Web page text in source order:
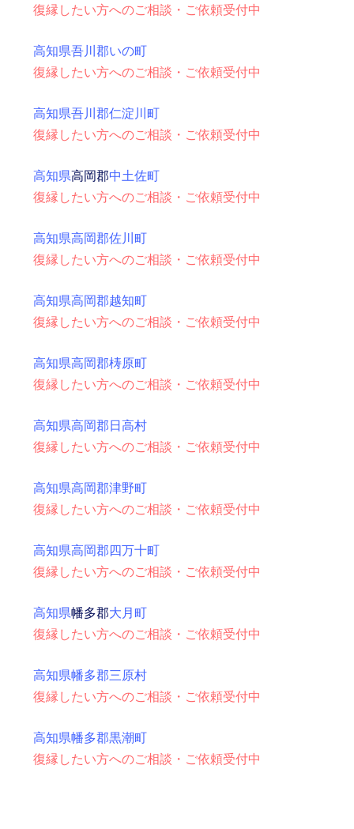
復縁したい方へのご相談・ご依頼受付中
高知県吾川郡いの町
復縁したい方へのご相談・ご依頼受付中
高知県吾川郡仁淀川町
復縁したい方へのご相談・ご依頼受付中
高知県高岡郡中土佐町
復縁したい方へのご相談・ご依頼受付中
高知県高岡郡佐川町
復縁したい方へのご相談・ご依頼受付中
高知県高岡郡越知町
復縁したい方へのご相談・ご依頼受付中
高知県高岡郡梼原町
復縁したい方へのご相談・ご依頼受付中
高知県高岡郡日高村
復縁したい方へのご相談・ご依頼受付中
高知県高岡郡津野町
復縁したい方へのご相談・ご依頼受付中
高知県高岡郡四万十町
復縁したい方へのご相談・ご依頼受付中
高知県幡多郡大月町
復縁したい方へのご相談・ご依頼受付中
高知県幡多郡三原村
復縁したい方へのご相談・ご依頼受付中
高知県幡多郡黒潮町
復縁したい方へのご相談・ご依頼受付中